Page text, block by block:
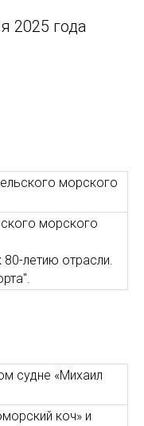
2025 года
морского
морского
летию отрасли.
судне «Михаил
коч» и